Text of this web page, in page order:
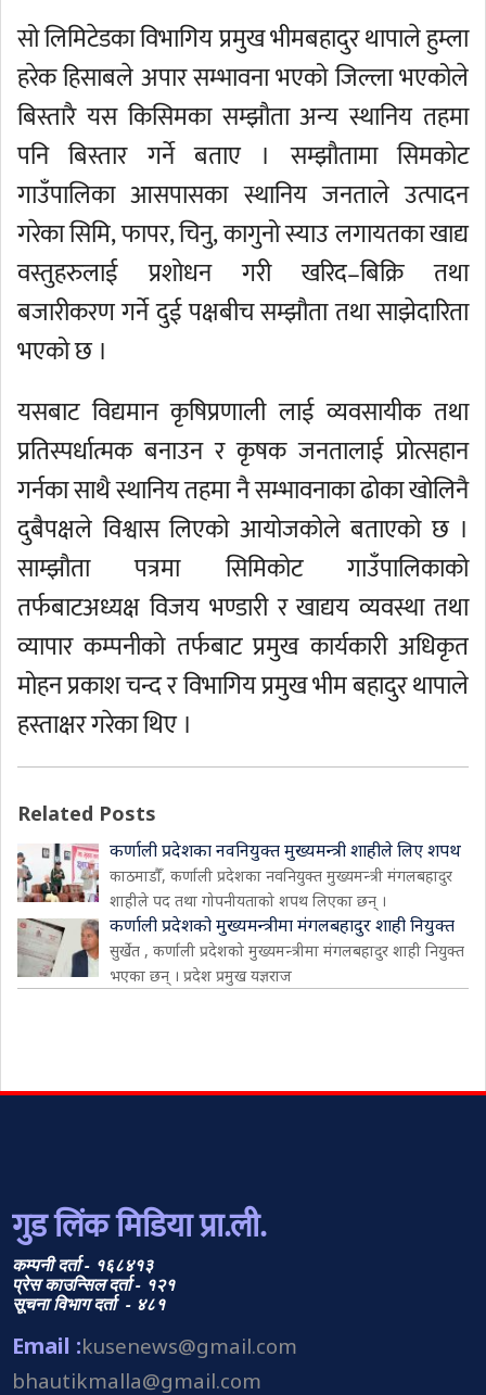
सो लिमिटेडका विभागिय प्रमुख भीमबहादुर थापाले हुम्ला
हरेक हिसाबले अपार सम्भावना भएको जिल्ला भएकोले
बिस्तारै यस किसिमका सम्झौता अन्य स्थानिय तहमा
पनि बिस्तार गर्ने बताए । सम्झौतामा सिमकोट
गाउँपालिका आसपासका स्थानिय जनताले उत्पादन
गरेका सिमि, फापर, चिनु, कागुनो स्याउ लगायतका खाद्य
वस्तुहरुलाई प्रशोधन गरी खरिद–बिक्रि तथा
बजारीकरण गर्ने दुई पक्षबीच सम्झौता तथा साझेदारिता
भएको छ ।
यसबाट विद्यमान कृषिप्रणाली लाई व्यवसायीक तथा
प्रतिस्पर्धात्मक बनाउन र कृषक जनतालाई प्रोत्सहान
गर्नका साथै स्थानिय तहमा नै सम्भावनाका ढोका खोलिनै
दुबैपक्षले विश्वास लिएको आयोजकोले बताएको छ ।
साम्झौता पत्रमा सिमिकोट गाउँपालिकाको
तर्फबाटअध्यक्ष विजय भण्डारी र खाद्यय व्यवस्था तथा
व्यापार कम्पनीको तर्फबाट प्रमुख कार्यकारी अधिकृत
मोहन प्रकाश चन्द र विभागिय प्रमुख भीम बहादुर थापाले
हस्ताक्षर गरेका थिए ।
Related Posts
कर्णाली प्रदेशका नवनियुक्त मुख्यमन्त्री शाहीले लिए शपथ
काठमाडौँ, कर्णाली प्रदेशका नवनियुक्त मुख्यमन्त्री मंगलबहादुर
शाहीले पद तथा गोपनीयताको शपथ लिएका छन् ।
कर्णाली प्रदेशको मुख्यमन्त्रीमा मंगलबहादुर शाही नियुक्त
सुर्खेत , कर्णाली प्रदेशको मुख्यमन्त्रीमा मंगलबहादुर शाही नियुक्त
भएका छन् । प्रदेश प्रमुख यज्ञराज
गुड लिंक मिडिया प्रा.ली.
कम्पनी दर्ता - १६८४१३
प्रेस काउन्सिल दर्ता - १२१
सूचना विभाग दर्ता - ४८१
Email :kusenews@gmail.com
bhautikmalla@gmail.com